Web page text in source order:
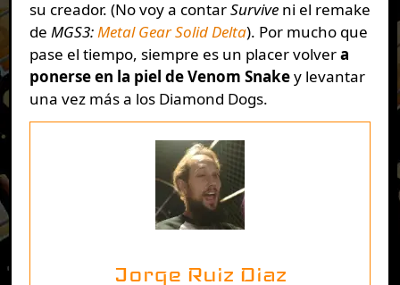
su creador. (No voy a contarSurviveni el remake
de MGS3:Metal Gear Solid Delta). Por mucho que
pase el tiempo, siempre es un placer volvera
ponerse en la piel de Venom Snakey levantar
una vez más a los Diamond Dogs.
Jorge Ruiz Diaz